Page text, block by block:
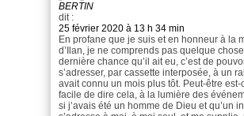
BERTIN
dit :
25 février 2020 à 13 h 34 min
En profane que je suis et en honneur à la
d’Ilan, je ne comprends pas quelque
dernière chance qu’il ait eu, c’est de
s’adresser, par cassette interposée, à un
avait connu un mois plus tôt. Peut-être est-
facile de dire cela, à la lumière des
si j’avais été un homme de Dieu et qu’un